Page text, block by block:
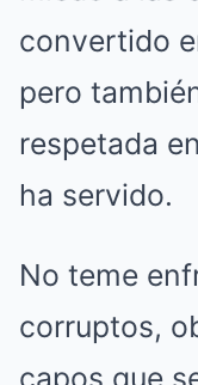
convertido
pero
respetada
ha servido.
No teme
corruptos,
capos que